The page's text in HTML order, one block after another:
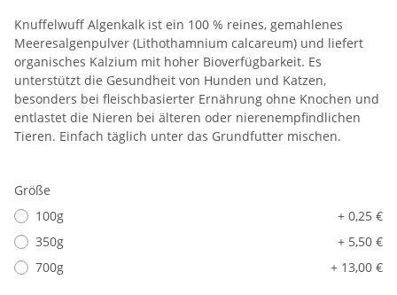
Knuffelwuff Algenkalk ist ein 100 % reines, gemahlenes
Meeresalgenpulver (Lithothamnium calcareum) und liefert
organisches Kalzium mit hoher Bioverfügbarkeit. Es
unterstützt die Gesundheit von Hunden und Katzen,
besonders bei fleischbasierter Ernährung ohne Knochen und
entlastet die Nieren bei älteren oder nierenempfindlichen
Tieren. Einfach täglich unter das Grundfutter mischen.
Größe
100g
+ 0,25 €
350g
+ 5,50 €
700g
+ 13,00 €